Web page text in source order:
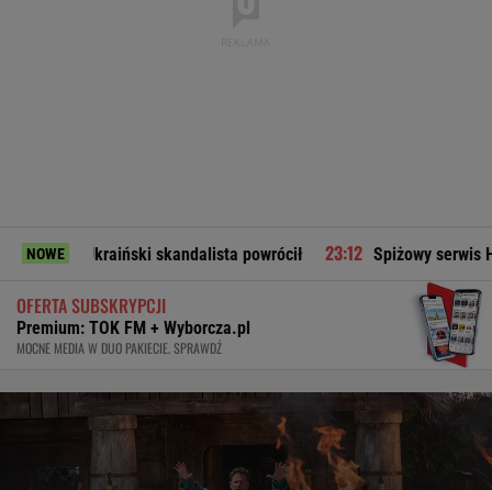
NOWE skandalista powrócił Spiżowy serwis Huberta
OFERTA SUBSKRYPCJI
Premium: TOK FM + Wyborcza.pl
MOCNE MEDIA W DUO PAKIECIE. SPRAWDŹ